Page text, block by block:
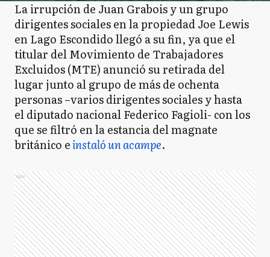
La irrupción de Juan Grabois y un grupo
dirigentes sociales en la propiedad Joe Lewis
en Lago Escondido llegó a su fin, ya que el
titular del Movimiento de Trabajadores
Excluidos (MTE) anunció su retirada del
lugar junto al grupo de más de ochenta
personas –varios dirigentes sociales y hasta
el diputado nacional Federico Fagioli- con los
que se filtró en la estancia del magnate
británico einstaló un acampe.
Ads